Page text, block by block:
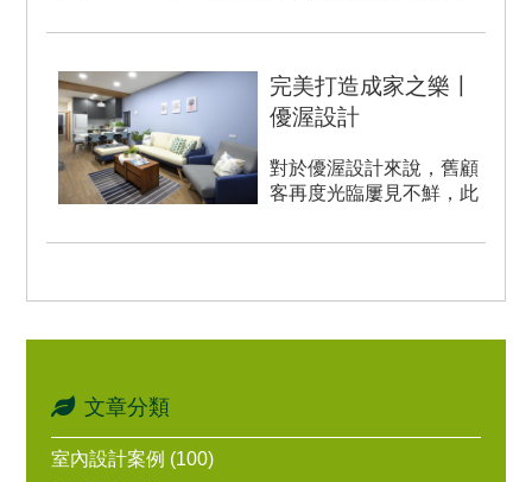
案，為消費者輕鬆打造專
完美打造成家之樂〡
優渥設計
對於優渥設計來說，舊顧
客再度光臨屢見不鮮，此
薦前來諮詢，當透天厝的
文章分類
室內設計案例 (100)